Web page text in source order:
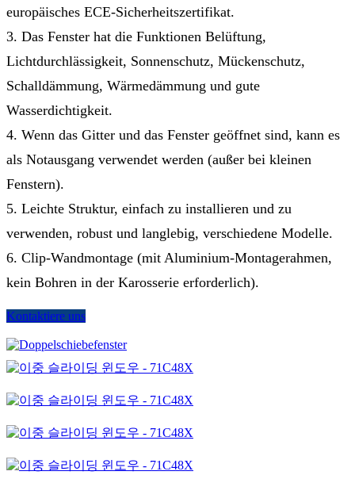
europäisches ECE-Sicherheitszertifikat.
3. Das Fenster hat die Funktionen Belüftung,
Lichtdurchlässigkeit, Sonnenschutz, Mückenschutz,
Schalldämmung, Wärmedämmung und gute
Wasserdichtigkeit.
4. Wenn das Gitter und das Fenster geöffnet sind, kann es
als Notausgang verwendet werden (außer bei kleinen
Fenstern).
5. Leichte Struktur, einfach zu installieren und zu
verwenden, robust und langlebig, verschiedene Modelle.
6. Clip-Wandmontage (mit Aluminium-Montagerahmen,
kein Bohren in der Karosserie erforderlich).
Kontaktiere uns